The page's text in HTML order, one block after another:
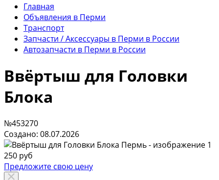
Главная
Объявления в Перми
Транспорт
Запчасти / Аксессуары в Перми в России
Автозапчасти в Перми в России
Ввёртыш для Головки
Блока
№453270
Создано: 08.07.2026
250 руб
Предложите свою цену